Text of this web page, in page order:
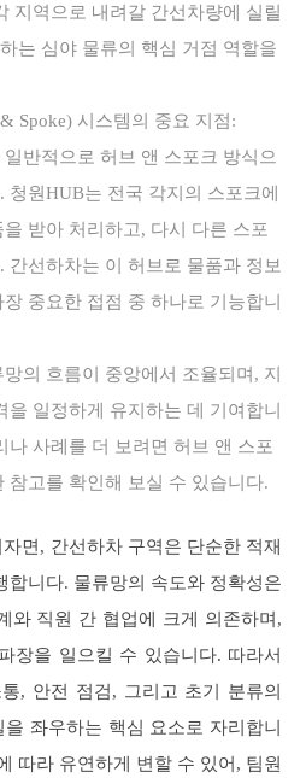
지역으로 내려갈 간선차량에 실릴
는 심야 물류의 핵심 거점 역할을
Spoke) 시스템의 중요 지점:
반적으로 허브 앤 스포크 방식으
청원HUB는 전국 각지의 스포크에
받아 처리하고, 다시 다른 스포
간선하차는 이 허브로 물품과 정보
중요한 접점 중 하나로 기능합니
의 흐름이 중앙에서 조율되며, 지
을 일정하게 유지하는 데 기여합니
나 사례를 더 보려면 허브 앤 스포
참고를 확인해 보실 수 있습니다.
면, 간선하차 구역은 단순한 적재
합니다. 물류망의 속도와 정확성은
와 직원 간 협업에 크게 의존하며,
장을 일으킬 수 있습니다. 따라서
, 안전 점검, 그리고 초기 분류의
좌우하는 핵심 요소로 자리합니
따라 유연하게 변할 수 있어, 팀원